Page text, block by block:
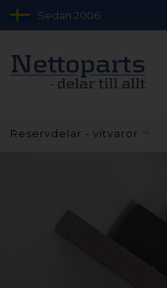
Sedan 2006
Reservdelar - vitvaror